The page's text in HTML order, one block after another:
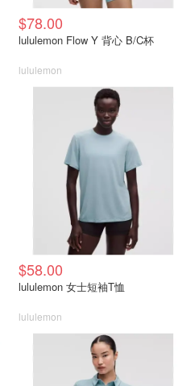
$78.00
lululemon Flow Y 背心 B/C杯
lululemon
$58.00
lululemon 女士短袖T恤
lululemon